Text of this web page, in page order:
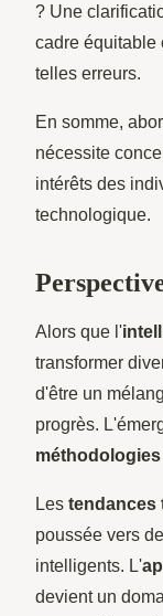
? Une
cadre équitable
telles erreurs.
En somme,
nécessite
intérêts des
technologique.
Alors que l'
transformer
d'être un
progrès.
méthodologies
Les tendances
poussée vers
intelligents. L'
devient un